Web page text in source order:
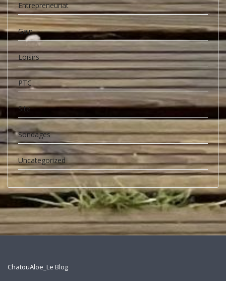
Entrepreneuriat
Gain
Loisirs
PTC
Site
Sondages
Uncategorized
ChatouAloe_Le Blog